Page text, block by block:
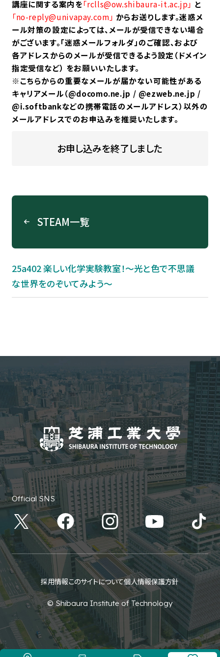
講座に関する案内を「rclls@ow.shibaura-it.ac.jp」 と
「no-reply@univapay.com」 からお送りします。迷惑メ
ール対策の設定によっては、メールが受信できない場合
がございます。「迷惑メールフォルダ」のご確認、および
各アドレスからのメールが受信できるよう設定（ドメイン
指定受信など） をお願いいたします。
※こちらからの重要なメールが届かない可能性がある
キャリアメール（@docomo.ne.jp / @ezweb.ne.jp /
@i.softbankなどの携帯電話のメールアドレス）以外の
メールアドレスでのお申込みを推奨いたします。
お申し込みを終了しました
STEAM一覧
25a402 楽しい化学実験教室！～光と色で不思議
な世界をのぞいてみよう～
Official SNS
採用情報このサイトについて個人情報保護方針
© Shibaura Institute of Technology